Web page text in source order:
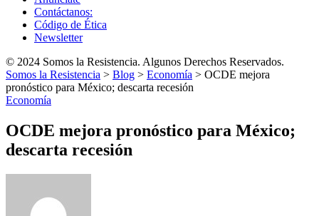
Contáctanos:
Código de Ética
Newsletter
© 2024 Somos la Resistencia. Algunos Derechos Reservados.
Somos la Resistencia > Blog > Economía > OCDE mejora
pronóstico para México; descarta recesión
Economía
OCDE mejora pronóstico para México;
descarta recesión